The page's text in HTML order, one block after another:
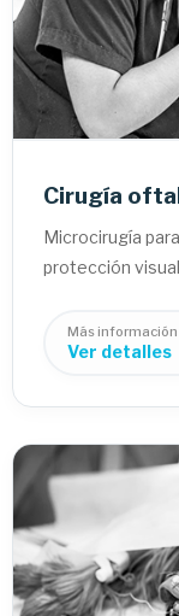
Tumores
Cirugía
Microcirugía
protección
Más información
Ver detalles
Cataratas y
Corrección
Tercer